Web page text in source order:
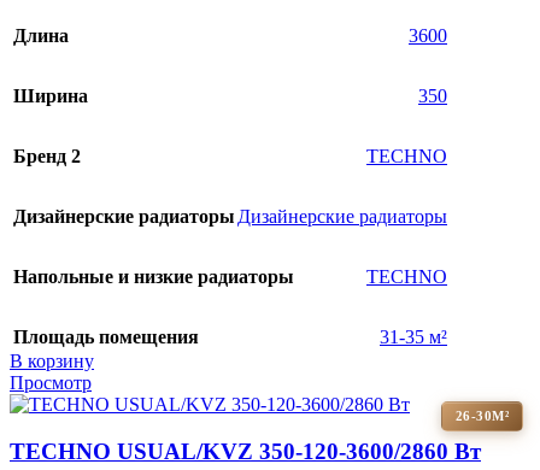
Длина 3600
Ширина 350
Бренд 2 TECHNO
Дизайнерские радиаторы Дизайнерские радиаторы
Напольные и низкие радиаторы TECHNO
Площадь помещения
31-35 м²
В корзину
Просмотр
26-30М²
TECHNO USUAL/KVZ 350-120-3600/2860 Вт